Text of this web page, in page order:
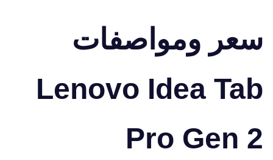
سعر ومواصفات
Lenovo Idea Tab
Pro Gen 2